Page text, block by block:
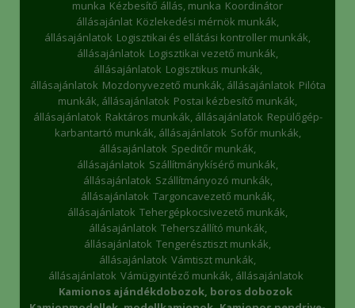
munka Kézbesítő állás, munka Koordinátor
állásajánlat Közlekedési mérnök munkák,
állásajánlatok Logisztikai és ellátási kontroller munkák,
állásajánlatok Logisztikai vezető munkák,
állásajánlatok Logisztikus munkák,
állásajánlatok Mozdonyvezető munkák, állásajánlatok Pilóta
munkák, állásajánlatok Postai kézbesítő munkák,
állásajánlatok Raktáros munkák, állásajánlatok Repülőgép-
karbantartó munkák, állásajánlatok Sofőr munkák,
állásajánlatok Speditőr munkák,
állásajánlatok Szállítmánykísérő munkák,
állásajánlatok Szállítmányozó munkák,
állásajánlatok Targoncavezető munkák,
állásajánlatok Tehergépkocsivezető munkák,
állásajánlatok Teherszállító munkák,
állásajánlatok Tengerésztiszt munkák,
állásajánlatok Vámtiszt munkák,
állásajánlatok Vámügyintéző munkák, állásajánlatok
Kamionos ajándékdobozok, boros dobozok